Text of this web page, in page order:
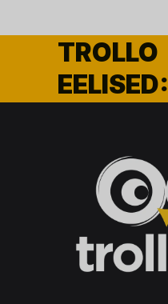
TROLLO
EELISED: